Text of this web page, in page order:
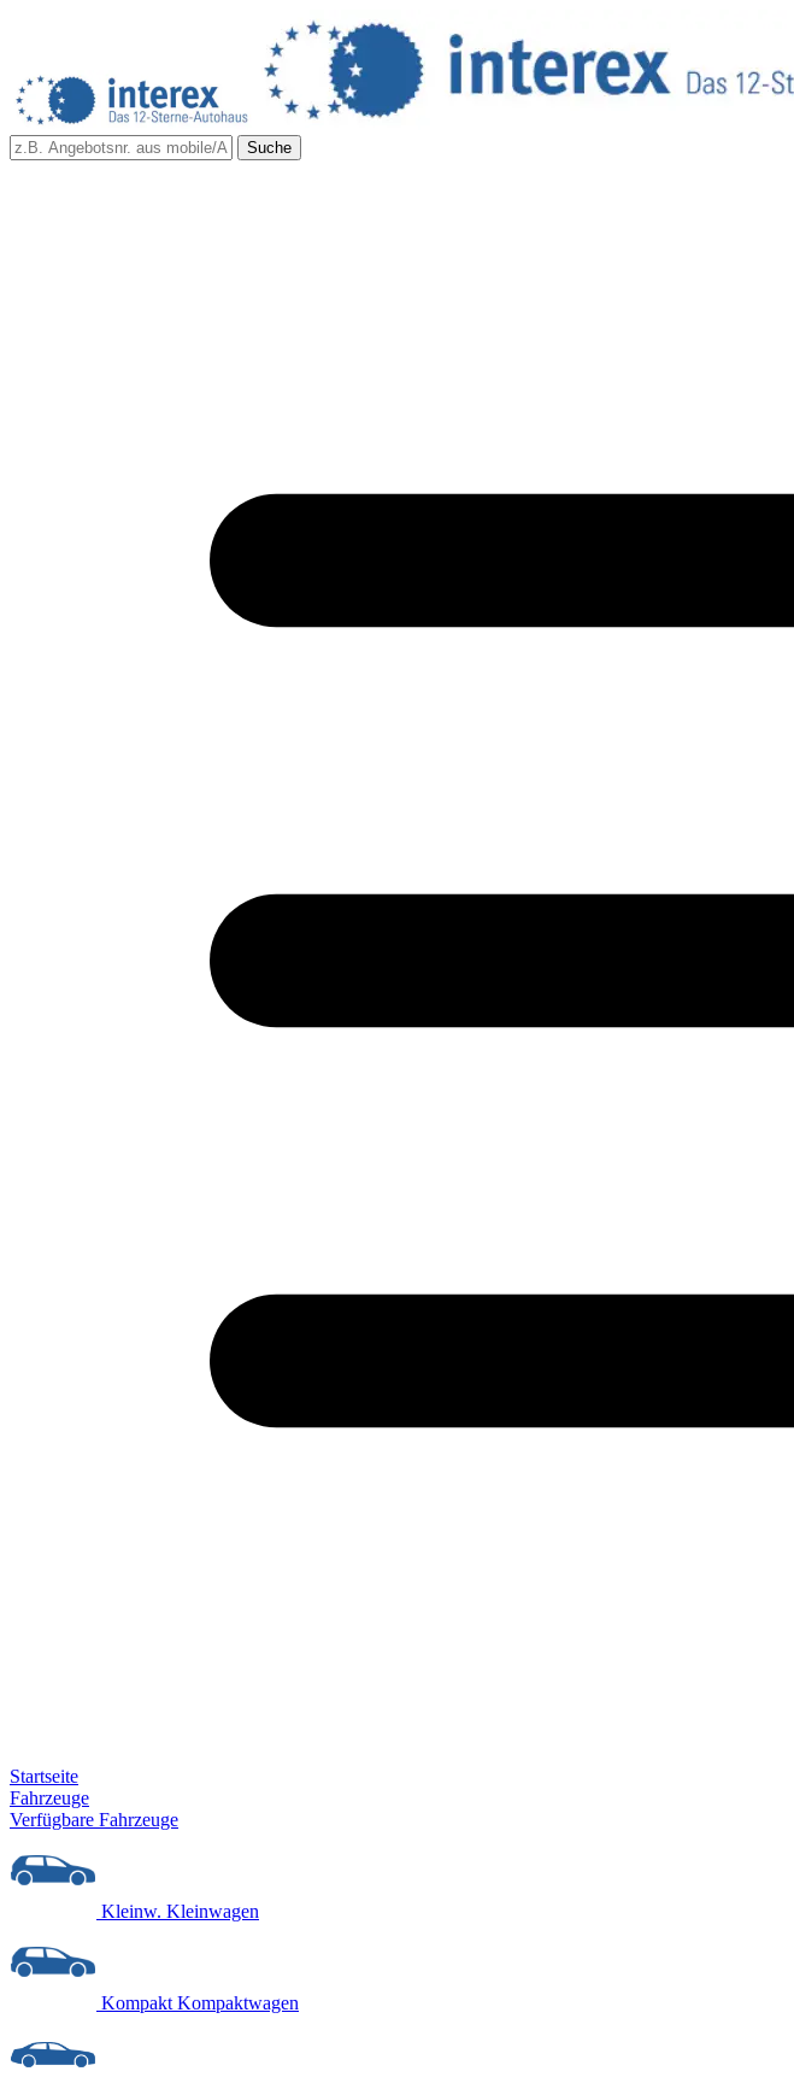
Suche
Startseite
Fahrzeuge
Verfügbare Fahrzeuge
Kleinw. Kleinwagen
Kompakt Kompaktwagen